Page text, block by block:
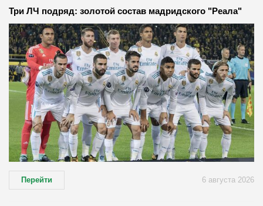
Три ЛЧ подряд: золотой состав мадридского "Реала"
Перейти 6 августа 2026